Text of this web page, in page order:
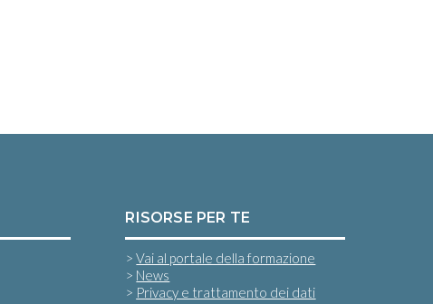
RISORSE PER TE
>Vai al portale della formazione
> News
> Privacy e trattamento dei dati